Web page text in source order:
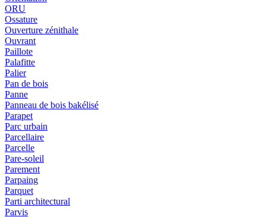
ORU
Ossature
Ouverture zénithale
Ouvrant
Paillote
Palafitte
Palier
Pan de bois
Panne
Panneau de bois bakélisé
Parapet
Parc urbain
Parcellaire
Parcelle
Pare-soleil
Parement
Parpaing
Parquet
Parti architectural
Parvis